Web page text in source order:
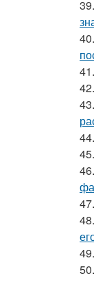
39.
40.
41.
42.
43.
44.
45.
46.
47.
48.
49.
50.